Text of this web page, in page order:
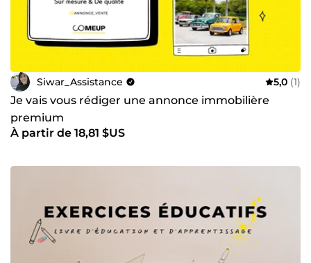
Siwar_Assistance 5,0 (1)
Je vais vous rédiger une annonce immobilière
premium
À partir de 18,81 $US